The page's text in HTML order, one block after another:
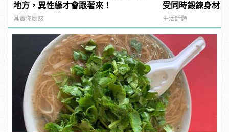
地方，異性緣才會跟著來！
其實你應該
受同時鍛鍊身材
生活話題